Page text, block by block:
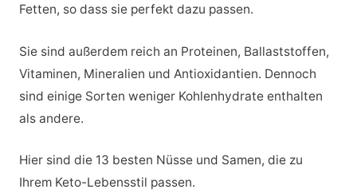
Fetten, so dass sie perfekt dazu passen.
Sie sind außerdem reich an Proteinen, Ballaststoffen,
Vitaminen, Mineralien und Antioxidantien. Dennoch
sind einige Sorten weniger Kohlenhydrate enthalten
als andere.
Hier sind die 13 besten Nüsse und Samen, die zu
Ihrem Keto-Lebensstil passen.